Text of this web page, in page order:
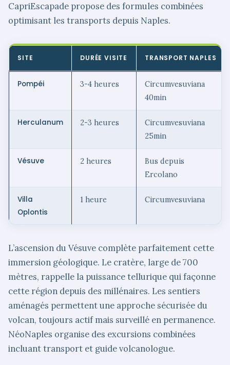
CapriEscapade propose des formules combinées
optimisant les transports depuis Naples.
SITE DURÉE VISITE TRANSPORT NAPLES
Pompéi 3-4 heures
Circumvesuviana
40min
Herculanum 2-3 heures
Circumvesuviana
25min
Vésuve 2 heures
Bus depuis
Ercolano
Villa
Oplontis
1 heure Circumvesuviana
L’ascension du Vésuve complète parfaitement cette
immersion géologique. Le cratère, large de 700
mètres, rappelle la puissance tellurique qui façonne
cette région depuis des millénaires. Les sentiers
aménagés permettent une approche sécurisée du
volcan, toujours actif mais surveillé en permanence.
NéoNaples organise des excursions combinées
incluant transport et guide volcanologue.